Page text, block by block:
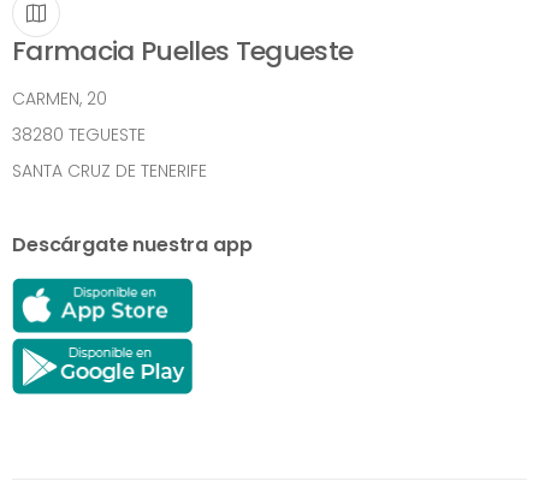
Farmacia Puelles Tegueste
CARMEN, 20
38280 TEGUESTE
SANTA CRUZ DE TENERIFE
Descárgate nuestra app